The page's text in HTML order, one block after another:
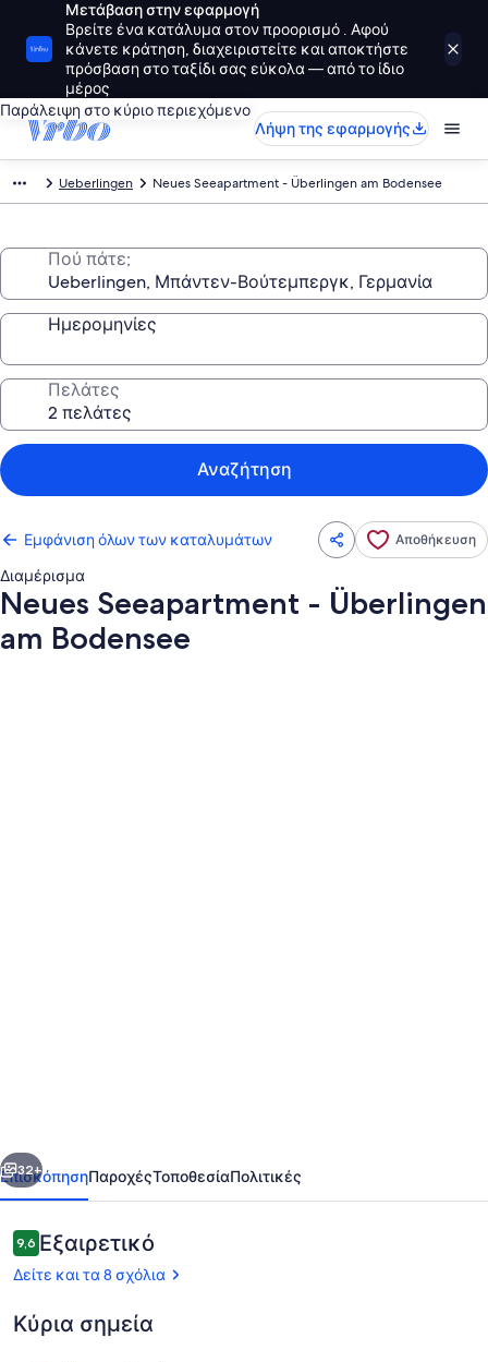
Μετάβαση στην εφαρμογή
Βρείτε ένα κατάλυμα στον προορισμό . Αφού
κάνετε κράτηση, διαχειριστείτε και αποκτήστε
πρόσβαση στο ταξίδι σας εύκολα — από το ίδιο
μέρος
Παράλειψη στο κύριο περιεχόμενο
Λήψη της εφαρμογής
Ueberlingen Neues Seeapartment - Überlingen am Bodensee
Πού πάτε;
Ημερομηνίες
Πελάτες
Αναζήτηση
Εμφάνιση όλων των καταλυμάτων Αποθήκευση
Διαμέρισμα
Neues Seeapartment - Überlingen
am Bodensee
Bodensee
Επόμενο
32+
ΕπισκόπησηΠαροχέςΤοποθεσίαΠολιτικές
Σχόλια
9,69,6 στα 10
Εξαιρετικό
Δείτε και τα 8 σχόλια
Κύρια σημεία